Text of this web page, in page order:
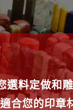
選料定做和
合您的印章